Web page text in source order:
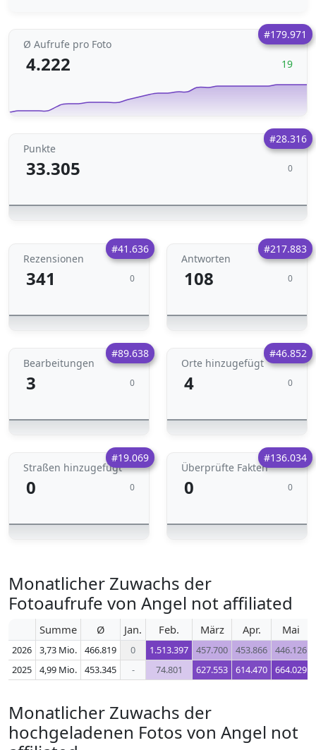
#179.971
Ø Aufrufe pro Foto
4.222 19
#28.316
Punkte
33.305 0
#41.636
Rezensionen
341 0
#217.883
Antworten
108 0
#89.638
Bearbeitungen
3 0
#46.852
Orte hinzugefügt
4 0
#19.069
Straßen hinzugefügt
0 0
#136.034
Überprüfte Fakten
0 0
Monatlicher Zuwachs der
Fotoaufrufe von Angel not affiliated
Summe Ø Jan. Feb. März Apr. Mai
2026 3,73 Mio. 466.819 0 1.513.397 457.700 453.866 446.126
2025
4,99 Mio. 453.345 - 74.801 627.553 614.470 664.029
Monatlicher Zuwachs der
hochgeladenen Fotos von Angel not